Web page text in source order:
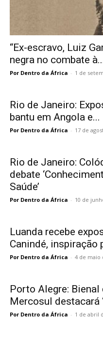
“Ex-escravo, Luiz
negra no combate
Por Dentro da África - 1 de
Rio de Janeiro:
bantu em Angola e...
Por Dentro da África - 17 de
Rio de Janeiro:
debate
Saúde’
Por Dentro da África - 10 de
Luanda recebe
Canindé, inspiração
Por Dentro da África - 4 de maio
Porto Alegre:
Mercosul destacará
Por Dentro da África - 1 de abril